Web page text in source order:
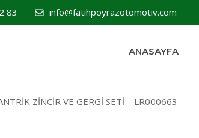
83 info@fatihpoyrazotomotiv.com
ANASAYFA
ZİNCİR VE GERGİ SETİ – LR000663